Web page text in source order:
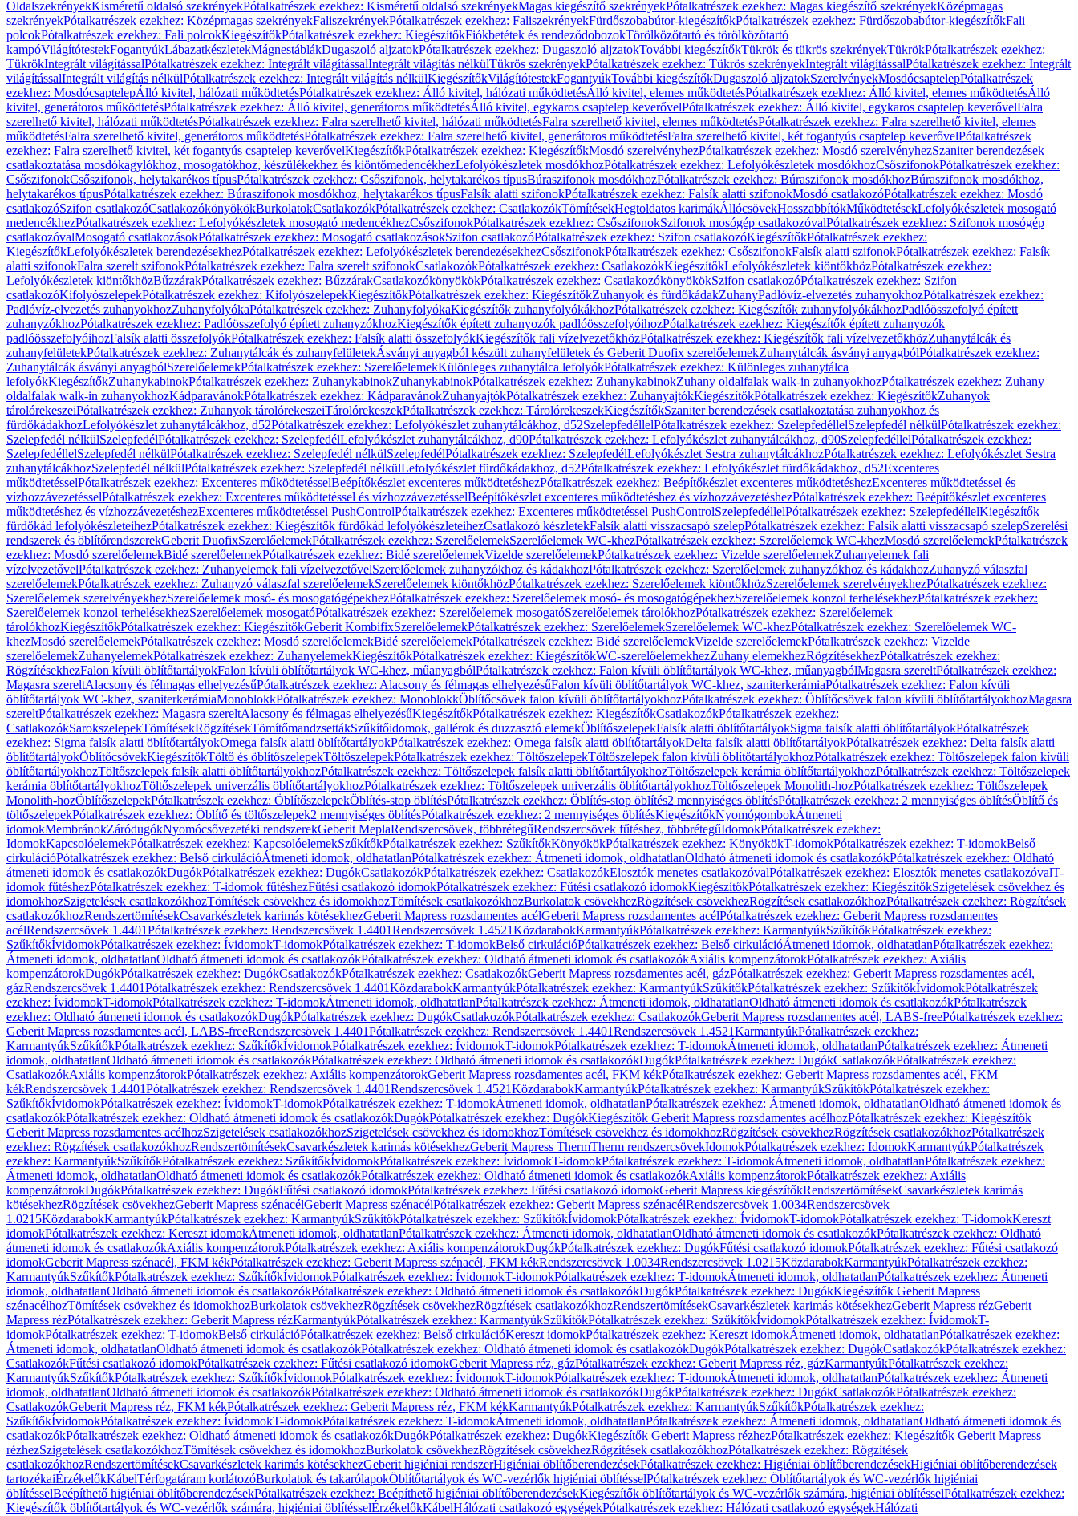
OldalszekrényekKisméretű oldalsó szekrényekPótalkatrészek ezekhez: Kisméretű oldalsó szekrényekMagas kiegészítő szekrényekPótalkatrészek ezekhez: Magas kiegészítő szekrényekKözépmagas
szekrényekPótalkatrészek ezekhez: Középmagas szekrényekFaliszekrényekPótalkatrészek ezekhez: FaliszekrényekFürdőszobabútor-kiegészítőkPótalkatrészek ezekhez: Fürdőszobabútor-kiegészítőkFali
polcokPótalkatrészek ezekhez: Fali polcokKiegészítőkPótalkatrészek ezekhez: KiegészítőkFiókbetétek és rendeződobozokTörölközőtartó és törölközőtartó
kampóVilágítótestekFogantyúkLábazatkészletekMágnestáblákDugaszoló aljzatokPótalkatrészek ezekhez: Dugaszoló aljzatokTovábbi kiegészítőkTükrök és tükrös szekrényekTükrökPótalkatrészek ezekhez:
TükrökIntegrált világítássalPótalkatrészek ezekhez: Integrált világítássalIntegrált világítás nélkülTükrös szekrényekPótalkatrészek ezekhez: Tükrös szekrényekIntegrált világítássalPótalkatrészek ezekhez: Integrált
világítássalIntegrált világítás nélkülPótalkatrészek ezekhez: Integrált világítás nélkülKiegészítőkVilágítótestekFogantyúkTovábbi kiegészítőkDugaszoló aljzatokSzerelvényekMosdócsaptelepPótalkatrészek
ezekhez: MosdócsaptelepÁlló kivitel, hálózati működtetésPótalkatrészek ezekhez: Álló kivitel, hálózati működtetésÁlló kivitel, elemes működtetésPótalkatrészek ezekhez: Álló kivitel, elemes működtetésÁlló
kivitel, generátoros működtetésPótalkatrészek ezekhez: Álló kivitel, generátoros működtetésÁlló kivitel, egykaros csaptelep keverővelPótalkatrészek ezekhez: Álló kivitel, egykaros csaptelep keverővelFalra
szerelhető kivitel, hálózati működtetésPótalkatrészek ezekhez: Falra szerelhető kivitel, hálózati működtetésFalra szerelhető kivitel, elemes működtetésPótalkatrészek ezekhez: Falra szerelhető kivitel, elemes
működtetésFalra szerelhető kivitel, generátoros működtetésPótalkatrészek ezekhez: Falra szerelhető kivitel, generátoros működtetésFalra szerelhető kivitel, két fogantyús csaptelep keverővelPótalkatrészek
ezekhez: Falra szerelhető kivitel, két fogantyús csaptelep keverővelKiegészítőkPótalkatrészek ezekhez: KiegészítőkMosdó szerelvényhezPótalkatrészek ezekhez: Mosdó szerelvényhezSzaniter berendezések
csatlakoztatása mosdókagylókhoz, mosogatókhoz, készülékekhez és kiöntőmedencékhezLefolyókészletek mosdókhozPótalkatrészek ezekhez: Lefolyókészletek mosdókhozCsőszifonokPótalkatrészek ezekhez:
CsőszifonokCsőszifonok, helytakarékos típusPótalkatrészek ezekhez: Csőszifonok, helytakarékos típusBúraszifonok mosdókhozPótalkatrészek ezekhez: Búraszifonok mosdókhozBúraszifonok mosdókhoz,
helytakarékos típusPótalkatrészek ezekhez: Búraszifonok mosdókhoz, helytakarékos típusFalsík alatti szifonokPótalkatrészek ezekhez: Falsík alatti szifonokMosdó csatlakozóPótalkatrészek ezekhez: Mosdó
csatlakozóSzifon csatlakozóCsatlakozókönyökökBurkolatokCsatlakozókPótalkatrészek ezekhez: CsatlakozókTömítésekHegtoldatos karimákÁllócsövekHosszabbítókMűködtetésekLefolyókészletek mosogató
medencékhezPótalkatrészek ezekhez: Lefolyókészletek mosogató medencékhezCsőszifonokPótalkatrészek ezekhez: CsőszifonokSzifonok mosógép csatlakozóvalPótalkatrészek ezekhez: Szifonok mosógép
csatlakozóvalMosogató csatlakozásokPótalkatrészek ezekhez: Mosogató csatlakozásokSzifon csatlakozóPótalkatrészek ezekhez: Szifon csatlakozóKiegészítőkPótalkatrészek ezekhez:
KiegészítőkLefolyókészletek berendezésekhezPótalkatrészek ezekhez: Lefolyókészletek berendezésekhezCsőszifonokPótalkatrészek ezekhez: CsőszifonokFalsík alatti szifonokPótalkatrészek ezekhez: Falsík
alatti szifonokFalra szerelt szifonokPótalkatrészek ezekhez: Falra szerelt szifonokCsatlakozókPótalkatrészek ezekhez: CsatlakozókKiegészítőkLefolyókészletek kiöntőkhözPótalkatrészek ezekhez:
Lefolyókészletek kiöntőkhözBűzzárakPótalkatrészek ezekhez: BűzzárakCsatlakozókönyökökPótalkatrészek ezekhez: CsatlakozókönyökökSzifon csatlakozóPótalkatrészek ezekhez: Szifon
csatlakozóKifolyószelepekPótalkatrészek ezekhez: KifolyószelepekKiegészítőkPótalkatrészek ezekhez: KiegészítőkZuhanyok és fürdőkádakZuhanyPadlóvíz-elvezetés zuhanyokhozPótalkatrészek ezekhez:
Padlóvíz-elvezetés zuhanyokhozZuhanyfolyókaPótalkatrészek ezekhez: ZuhanyfolyókaKiegészítők zuhanyfolyókákhozPótalkatrészek ezekhez: Kiegészítők zuhanyfolyókákhozPadlóösszefolyó épített
zuhanyzókhozPótalkatrészek ezekhez: Padlóösszefolyó épített zuhanyzókhozKiegészítők épített zuhanyozók padlóösszefolyóihozPótalkatrészek ezekhez: Kiegészítők épített zuhanyozók
padlóösszefolyóihozFalsík alatti összefolyókPótalkatrészek ezekhez: Falsík alatti összefolyókKiegészítők fali vízelvezetőkhözPótalkatrészek ezekhez: Kiegészítők fali vízelvezetőkhözZuhanytálcák és
zuhanyfelületekPótalkatrészek ezekhez: Zuhanytálcák és zuhanyfelületekÁsványi anyagból készült zuhanyfelületek és Geberit Duofix szerelőelemekZuhanytálcák ásványi anyagbólPótalkatrészek ezekhez:
Zuhanytálcák ásványi anyagbólSzerelőelemekPótalkatrészek ezekhez: SzerelőelemekKülönleges zuhanytálca lefolyókPótalkatrészek ezekhez: Különleges zuhanytálca
lefolyókKiegészítőkZuhanykabinokPótalkatrészek ezekhez: ZuhanykabinokZuhanykabinokPótalkatrészek ezekhez: ZuhanykabinokZuhany oldalfalak walk-in zuhanyokhozPótalkatrészek ezekhez: Zuhany
oldalfalak walk-in zuhanyokhozKádparavánokPótalkatrészek ezekhez: KádparavánokZuhanyajtókPótalkatrészek ezekhez: ZuhanyajtókKiegészítőkPótalkatrészek ezekhez: KiegészítőkZuhanyok
tárolórekeszeiPótalkatrészek ezekhez: Zuhanyok tárolórekeszeiTárolórekeszekPótalkatrészek ezekhez: TárolórekeszekKiegészítőkSzaniter berendezések csatlakoztatása zuhanyokhoz és
fürdőkádakhozLefolyókészlet zuhanytálcákhoz, d52Pótalkatrészek ezekhez: Lefolyókészlet zuhanytálcákhoz, d52SzelepfedéllelPótalkatrészek ezekhez: SzelepfedéllelSzelepfedél nélkülPótalkatrészek ezekhez:
Szelepfedél nélkülSzelepfedélPótalkatrészek ezekhez: SzelepfedélLefolyókészlet zuhanytálcákhoz, d90Pótalkatrészek ezekhez: Lefolyókészlet zuhanytálcákhoz, d90SzelepfedéllelPótalkatrészek ezekhez:
SzelepfedéllelSzelepfedél nélkülPótalkatrészek ezekhez: Szelepfedél nélkülSzelepfedélPótalkatrészek ezekhez: SzelepfedélLefolyókészlet Sestra zuhanytálcákhozPótalkatrészek ezekhez: Lefolyókészlet Sestra
zuhanytálcákhozSzelepfedél nélkülPótalkatrészek ezekhez: Szelepfedél nélkülLefolyókészlet fürdőkádakhoz, d52Pótalkatrészek ezekhez: Lefolyókészlet fürdőkádakhoz, d52Excenteres
működtetésselPótalkatrészek ezekhez: Excenteres működtetésselBeépítőkészlet excenteres működtetéshezPótalkatrészek ezekhez: Beépítőkészlet excenteres működtetéshezExcenteres működtetéssel és
vízhozzávezetésselPótalkatrészek ezekhez: Excenteres működtetéssel és vízhozzávezetésselBeépítőkészlet excenteres működtetéshez és vízhozzávezetéshezPótalkatrészek ezekhez: Beépítőkészlet excenteres
működtetéshez és vízhozzávezetéshezExcenteres működtetéssel PushControlPótalkatrészek ezekhez: Excenteres működtetéssel PushControlSzelepfedéllelPótalkatrészek ezekhez: SzelepfedéllelKiegészítők
fürdőkád lefolyókészleteihezPótalkatrészek ezekhez: Kiegészítők fürdőkád lefolyókészleteihezCsatlakozó készletekFalsík alatti visszacsapó szelepPótalkatrészek ezekhez: Falsík alatti visszacsapó szelepSzerelési
rendszerek és öblítőrendszerekGeberit DuofixSzerelőelemekPótalkatrészek ezekhez: SzerelőelemekSzerelőelemek WC-khezPótalkatrészek ezekhez: Szerelőelemek WC-khezMosdó szerelőelemekPótalkatrészek
ezekhez: Mosdó szerelőelemekBidé szerelőelemekPótalkatrészek ezekhez: Bidé szerelőelemekVizelde szerelőelemekPótalkatrészek ezekhez: Vizelde szerelőelemekZuhanyelemek fali
vízelvezetővelPótalkatrészek ezekhez: Zuhanyelemek fali vízelvezetővelSzerelőelemek zuhanyzókhoz és kádakhozPótalkatrészek ezekhez: Szerelőelemek zuhanyzókhoz és kádakhozZuhanyzó válaszfal
szerelőelemekPótalkatrészek ezekhez: Zuhanyzó válaszfal szerelőelemekSzerelőelemek kiöntőkhözPótalkatrészek ezekhez: Szerelőelemek kiöntőkhözSzerelőelemek szerelvényekhezPótalkatrészek ezekhez:
Szerelőelemek szerelvényekhezSzerelőelemek mosó- és mosogatógépekhezPótalkatrészek ezekhez: Szerelőelemek mosó- és mosogatógépekhezSzerelőelemek konzol terhelésekhezPótalkatrészek ezekhez:
Szerelőelemek konzol terhelésekhezSzerelőelemek mosogatóPótalkatrészek ezekhez: Szerelőelemek mosogatóSzerelőelemek tárolókhozPótalkatrészek ezekhez: Szerelőelemek
tárolókhozKiegészítőkPótalkatrészek ezekhez: KiegészítőkGeberit KombifixSzerelőelemekPótalkatrészek ezekhez: SzerelőelemekSzerelőelemek WC-khezPótalkatrészek ezekhez: Szerelőelemek WC-
khezMosdó szerelőelemekPótalkatrészek ezekhez: Mosdó szerelőelemekBidé szerelőelemekPótalkatrészek ezekhez: Bidé szerelőelemekVizelde szerelőelemekPótalkatrészek ezekhez: Vizelde
szerelőelemekZuhanyelemekPótalkatrészek ezekhez: ZuhanyelemekKiegészítőkPótalkatrészek ezekhez: KiegészítőkWC-szerelőelemekhezZuhany elemekhezRögzítésekhezPótalkatrészek ezekhez:
RögzítésekhezFalon kívüli öblítőtartályokFalon kívüli öblítőtartályok WC-khez, műanyagbólPótalkatrészek ezekhez: Falon kívüli öblítőtartályok WC-khez, műanyagbólMagasra szereltPótalkatrészek ezekhez:
Magasra szereltAlacsony és félmagas elhelyezésűPótalkatrészek ezekhez: Alacsony és félmagas elhelyezésűFalon kívüli öblítőtartályok WC-khez, szaniterkerámiaPótalkatrészek ezekhez: Falon kívüli
öblítőtartályok WC-khez, szaniterkerámiaMonoblokkPótalkatrészek ezekhez: MonoblokkÖblítőcsövek falon kívüli öblítőtartályokhozPótalkatrészek ezekhez: Öblítőcsövek falon kívüli öblítőtartályokhozMagasra
szereltPótalkatrészek ezekhez: Magasra szereltAlacsony és félmagas elhelyezésűKiegészítőkPótalkatrészek ezekhez: KiegészítőkCsatlakozókPótalkatrészek ezekhez:
CsatlakozókSarokszelepekTömítésekRögzítésekTömítőmandzsettákSzűkítőidomok, gallérok és duzzasztó elemekÖblítőszelepekFalsík alatti öblítőtartályokSigma falsík alatti öblítőtartályokPótalkatrészek
ezekhez: Sigma falsík alatti öblítőtartályokOmega falsík alatti öblítőtartályokPótalkatrészek ezekhez: Omega falsík alatti öblítőtartályokDelta falsík alatti öblítőtartályokPótalkatrészek ezekhez: Delta falsík alatti
öblítőtartályokÖblítőcsövekKiegészítőkTöltő és öblítőszelepekTöltőszelepekPótalkatrészek ezekhez: TöltőszelepekTöltőszelepek falon kívüli öblítőtartályokhozPótalkatrészek ezekhez: Töltőszelepek falon kívüli
öblítőtartályokhozTöltőszelepek falsík alatti öblítőtartályokhozPótalkatrészek ezekhez: Töltőszelepek falsík alatti öblítőtartályokhozTöltőszelepek kerámia öblítőtartályokhozPótalkatrészek ezekhez: Töltőszelepek
kerámia öblítőtartályokhozTöltőszelepek univerzális öblítőtartályokhozPótalkatrészek ezekhez: Töltőszelepek univerzális öblítőtartályokhozTöltőszelepek Monolith-hozPótalkatrészek ezekhez: Töltőszelepek
Monolith-hozÖblítőszelepekPótalkatrészek ezekhez: ÖblítőszelepekÖblítés-stop öblítésPótalkatrészek ezekhez: Öblítés-stop öblítés2 mennyiséges öblítésPótalkatrészek ezekhez: 2 mennyiséges öblítésÖblítő és
töltőszelepekPótalkatrészek ezekhez: Öblítő és töltőszelepek2 mennyiséges öblítésPótalkatrészek ezekhez: 2 mennyiséges öblítésKiegészítőkNyomógombokÁtmeneti
idomokMembránokZáródugókNyomócsővezetéki rendszerekGeberit MeplaRendszercsövek, többrétegűRendszercsövek fűtéshez, többrétegűIdomokPótalkatrészek ezekhez:
IdomokKapcsolóelemekPótalkatrészek ezekhez: KapcsolóelemekSzűkítőkPótalkatrészek ezekhez: SzűkítőkKönyökökPótalkatrészek ezekhez: KönyökökT-idomokPótalkatrészek ezekhez: T-idomokBelső
cirkulációPótalkatrészek ezekhez: Belső cirkulációÁtmeneti idomok, oldhatatlanPótalkatrészek ezekhez: Átmeneti idomok, oldhatatlanOldható átmeneti idomok és csatlakozókPótalkatrészek ezekhez: Oldható
átmeneti idomok és csatlakozókDugókPótalkatrészek ezekhez: DugókCsatlakozókPótalkatrészek ezekhez: CsatlakozókElosztók menetes csatlakozóvalPótalkatrészek ezekhez: Elosztók menetes csatlakozóvalT-
idomok fűtéshezPótalkatrészek ezekhez: T-idomok fűtéshezFűtési csatlakozó idomokPótalkatrészek ezekhez: Fűtési csatlakozó idomokKiegészítőkPótalkatrészek ezekhez: KiegészítőkSzigetelések csövekhez és
idomokhozSzigetelések csatlakozókhozTömítések csövekhez és idomokhozTömítések csatlakozókhozBurkolatok csövekhezRögzítések csövekhezRögzítések csatlakozókhozPótalkatrészek ezekhez: Rögzítések
csatlakozókhozRendszertömítésekCsavarkészletek karimás kötésekhezGeberit Mapress rozsdamentes acélGeberit Mapress rozsdamentes acélPótalkatrészek ezekhez: Geberit Mapress rozsdamentes
acélRendszercsövek 1.4401Pótalkatrészek ezekhez: Rendszercsövek 1.4401Rendszercsövek 1.4521KözdarabokKarmantyúkPótalkatrészek ezekhez: KarmantyúkSzűkítőkPótalkatrészek ezekhez:
SzűkítőkÍvidomokPótalkatrészek ezekhez: ÍvidomokT-idomokPótalkatrészek ezekhez: T-idomokBelső cirkulációPótalkatrészek ezekhez: Belső cirkulációÁtmeneti idomok, oldhatatlanPótalkatrészek ezekhez:
Átmeneti idomok, oldhatatlanOldható átmeneti idomok és csatlakozókPótalkatrészek ezekhez: Oldható átmeneti idomok és csatlakozókAxiális kompenzátorokPótalkatrészek ezekhez: Axiális
kompenzátorokDugókPótalkatrészek ezekhez: DugókCsatlakozókPótalkatrészek ezekhez: CsatlakozókGeberit Mapress rozsdamentes acél, gázPótalkatrészek ezekhez: Geberit Mapress rozsdamentes acél,
gázRendszercsövek 1.4401Pótalkatrészek ezekhez: Rendszercsövek 1.4401KözdarabokKarmantyúkPótalkatrészek ezekhez: KarmantyúkSzűkítőkPótalkatrészek ezekhez: SzűkítőkÍvidomokPótalkatrészek
ezekhez: ÍvidomokT-idomokPótalkatrészek ezekhez: T-idomokÁtmeneti idomok, oldhatatlanPótalkatrészek ezekhez: Átmeneti idomok, oldhatatlanOldható átmeneti idomok és csatlakozókPótalkatrészek
ezekhez: Oldható átmeneti idomok és csatlakozókDugókPótalkatrészek ezekhez: DugókCsatlakozókPótalkatrészek ezekhez: CsatlakozókGeberit Mapress rozsdamentes acél, LABS-freePótalkatrészek ezekhez:
Geberit Mapress rozsdamentes acél, LABS-freeRendszercsövek 1.4401Pótalkatrészek ezekhez: Rendszercsövek 1.4401Rendszercsövek 1.4521KarmantyúkPótalkatrészek ezekhez:
KarmantyúkSzűkítőkPótalkatrészek ezekhez: SzűkítőkÍvidomokPótalkatrészek ezekhez: ÍvidomokT-idomokPótalkatrészek ezekhez: T-idomokÁtmeneti idomok, oldhatatlanPótalkatrészek ezekhez: Átmeneti
idomok, oldhatatlanOldható átmeneti idomok és csatlakozókPótalkatrészek ezekhez: Oldható átmeneti idomok és csatlakozókDugókPótalkatrészek ezekhez: DugókCsatlakozókPótalkatrészek ezekhez:
CsatlakozókAxiális kompenzátorokPótalkatrészek ezekhez: Axiális kompenzátorokGeberit Mapress rozsdamentes acél, FKM kékPótalkatrészek ezekhez: Geberit Mapress rozsdamentes acél, FKM
kékRendszercsövek 1.4401Pótalkatrészek ezekhez: Rendszercsövek 1.4401Rendszercsövek 1.4521KözdarabokKarmantyúkPótalkatrészek ezekhez: KarmantyúkSzűkítőkPótalkatrészek ezekhez:
SzűkítőkÍvidomokPótalkatrészek ezekhez: ÍvidomokT-idomokPótalkatrészek ezekhez: T-idomokÁtmeneti idomok, oldhatatlanPótalkatrészek ezekhez: Átmeneti idomok, oldhatatlanOldható átmeneti idomok és
csatlakozókPótalkatrészek ezekhez: Oldható átmeneti idomok és csatlakozókDugókPótalkatrészek ezekhez: DugókKiegészítők Geberit Mapress rozsdamentes acélhozPótalkatrészek ezekhez: Kiegészítők
Geberit Mapress rozsdamentes acélhozSzigetelések csatlakozókhozSzigetelések csövekhez és idomokhozTömítések csövekhez és idomokhozRögzítések csövekhezRögzítések csatlakozókhozPótalkatrészek
ezekhez: Rögzítések csatlakozókhozRendszertömítésekCsavarkészletek karimás kötésekhezGeberit Mapress ThermTherm rendszercsövekIdomokPótalkatrészek ezekhez: IdomokKarmantyúkPótalkatrészek
ezekhez: KarmantyúkSzűkítőkPótalkatrészek ezekhez: SzűkítőkÍvidomokPótalkatrészek ezekhez: ÍvidomokT-idomokPótalkatrészek ezekhez: T-idomokÁtmeneti idomok, oldhatatlanPótalkatrészek ezekhez:
Átmeneti idomok, oldhatatlanOldható átmeneti idomok és csatlakozókPótalkatrészek ezekhez: Oldható átmeneti idomok és csatlakozókAxiális kompenzátorokPótalkatrészek ezekhez: Axiális
kompenzátorokDugókPótalkatrészek ezekhez: DugókFűtési csatlakozó idomokPótalkatrészek ezekhez: Fűtési csatlakozó idomokGeberit Mapress kiegészítőkRendszertömítésekCsavarkészletek karimás
kötésekhezRögzítések csövekhezGeberit Mapress szénacélGeberit Mapress szénacélPótalkatrészek ezekhez: Geberit Mapress szénacélRendszercsövek 1.0034Rendszercsövek
1.0215KözdarabokKarmantyúkPótalkatrészek ezekhez: KarmantyúkSzűkítőkPótalkatrészek ezekhez: SzűkítőkÍvidomokPótalkatrészek ezekhez: ÍvidomokT-idomokPótalkatrészek ezekhez: T-idomokKereszt
idomokPótalkatrészek ezekhez: Kereszt idomokÁtmeneti idomok, oldhatatlanPótalkatrészek ezekhez: Átmeneti idomok, oldhatatlanOldható átmeneti idomok és csatlakozókPótalkatrészek ezekhez: Oldható
átmeneti idomok és csatlakozókAxiális kompenzátorokPótalkatrészek ezekhez: Axiális kompenzátorokDugókPótalkatrészek ezekhez: DugókFűtési csatlakozó idomokPótalkatrészek ezekhez: Fűtési csatlakozó
idomokGeberit Mapress szénacél, FKM kékPótalkatrészek ezekhez: Geberit Mapress szénacél, FKM kékRendszercsövek 1.0034Rendszercsövek 1.0215KözdarabokKarmantyúkPótalkatrészek ezekhez:
KarmantyúkSzűkítőkPótalkatrészek ezekhez: SzűkítőkÍvidomokPótalkatrészek ezekhez: ÍvidomokT-idomokPótalkatrészek ezekhez: T-idomokÁtmeneti idomok, oldhatatlanPótalkatrészek ezekhez: Átmeneti
idomok, oldhatatlanOldható átmeneti idomok és csatlakozókPótalkatrészek ezekhez: Oldható átmeneti idomok és csatlakozókDugókPótalkatrészek ezekhez: DugókKiegészítők Geberit Mapress
szénacélhozTömítések csövekhez és idomokhozBurkolatok csövekhezRögzítések csövekhezRögzítések csatlakozókhozRendszertömítésekCsavarkészletek karimás kötésekhezGeberit Mapress rézGeberit
Mapress rézPótalkatrészek ezekhez: Geberit Mapress rézKarmantyúkPótalkatrészek ezekhez: KarmantyúkSzűkítőkPótalkatrészek ezekhez: SzűkítőkÍvidomokPótalkatrészek ezekhez: ÍvidomokT-
idomokPótalkatrészek ezekhez: T-idomokBelső cirkulációPótalkatrészek ezekhez: Belső cirkulációKereszt idomokPótalkatrészek ezekhez: Kereszt idomokÁtmeneti idomok, oldhatatlanPótalkatrészek ezekhez:
Átmeneti idomok, oldhatatlanOldható átmeneti idomok és csatlakozókPótalkatrészek ezekhez: Oldható átmeneti idomok és csatlakozókDugókPótalkatrészek ezekhez: DugókCsatlakozókPótalkatrészek ezekhez:
CsatlakozókFűtési csatlakozó idomokPótalkatrészek ezekhez: Fűtési csatlakozó idomokGeberit Mapress réz, gázPótalkatrészek ezekhez: Geberit Mapress réz, gázKarmantyúkPótalkatrészek ezekhez:
KarmantyúkSzűkítőkPótalkatrészek ezekhez: SzűkítőkÍvidomokPótalkatrészek ezekhez: ÍvidomokT-idomokPótalkatrészek ezekhez: T-idomokÁtmeneti idomok, oldhatatlanPótalkatrészek ezekhez: Átmeneti
idomok, oldhatatlanOldható átmeneti idomok és csatlakozókPótalkatrészek ezekhez: Oldható átmeneti idomok és csatlakozókDugókPótalkatrészek ezekhez: DugókCsatlakozókPótalkatrészek ezekhez:
CsatlakozókGeberit Mapress réz, FKM kékPótalkatrészek ezekhez: Geberit Mapress réz, FKM kékKarmantyúkPótalkatrészek ezekhez: KarmantyúkSzűkítőkPótalkatrészek ezekhez:
SzűkítőkÍvidomokPótalkatrészek ezekhez: ÍvidomokT-idomokPótalkatrészek ezekhez: T-idomokÁtmeneti idomok, oldhatatlanPótalkatrészek ezekhez: Átmeneti idomok, oldhatatlanOldható átmeneti idomok és
csatlakozókPótalkatrészek ezekhez: Oldható átmeneti idomok és csatlakozókDugókPótalkatrészek ezekhez: DugókKiegészítők Geberit Mapress rézhezPótalkatrészek ezekhez: Kiegészítők Geberit Mapress
rézhezSzigetelések csatlakozókhozTömítések csövekhez és idomokhozBurkolatok csövekhezRögzítések csövekhezRögzítések csatlakozókhozPótalkatrészek ezekhez: Rögzítések
csatlakozókhozRendszertömítésekCsavarkészletek karimás kötésekhezGeberit higiéniai rendszerHigiéniai öblítőberendezésekPótalkatrészek ezekhez: Higiéniai öblítőberendezésekHigiéniai öblítőberendezések
tartozékaiÉrzékelőkKábelTérfogatáram korlátozóBurkolatok és takarólapokÖblítőtartályok és WC-vezérlők higiéniai öblítésselPótalkatrészek ezekhez: Öblítőtartályok és WC-vezérlők higiéniai
öblítésselBeépíthető higiéniai öblítőberendezésekPótalkatrészek ezekhez: Beépíthető higiéniai öblítőberendezésekKiegészítők öblítőtartályok és WC-vezérlők számára, higiéniai öblítésselPótalkatrészek ezekhez:
Kiegészítők öblítőtartályok és WC-vezérlők számára, higiéniai öblítésselÉrzékelőkKábelHálózati csatlakozó egységekPótalkatrészek ezekhez: Hálózati csatlakozó egységekHálózati